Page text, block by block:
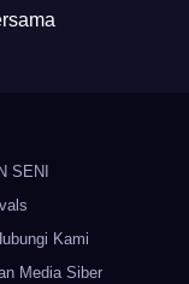
SENI
Kami
Media Siber